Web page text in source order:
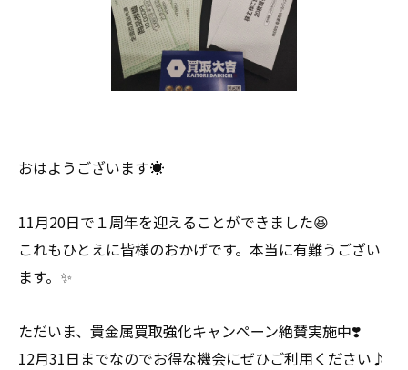
おはようございます☀
11月20日で１周年を迎えることができました😆
これもひとえに皆様のおかげです。本当に有難うござい
ます。✨
ただいま、貴金属買取強化キャンペーン絶賛実施中❣️
12月31日までなのでお得な機会にぜひご利用ください♪